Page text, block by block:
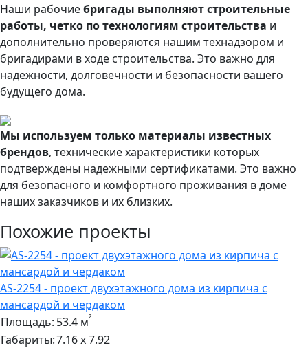
Наши рабочиебригады выполняют строительные
работы, четко по технологиям строительства и
дополнительно проверяются нашим технадзором и
бригадирами в ходе строительства. Это важно для
надежности, долговечности и безопасности вашего
будущего дома.
Мы используем только материалы известных
брендов, технические характеристики которых
подтверждены надежными сертификатами. Это важно
для безопасного и комфортного проживания в доме
наших заказчиков и их близких.
Похожие проекты
AS-2254 - проект двухэтажного дома из кирпича с
мансардой и чердаком
Площадь: 53.4 м²
Габариты:7.16 х 7.92